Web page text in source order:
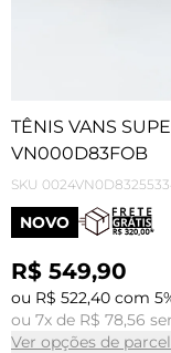
NOVO
TÊNIS VANS
VN000D83FOB
SKU
R$ 549,90
ou R$ 522,40 com
ou 7x de R$ 78,56
Ver opções de